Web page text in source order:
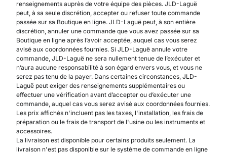
renseignements auprès de votre équipe des pièces. JLD-Laguë
peut, à sa seule discrétion, accepter ou refuser toute commande
passée sur sa Boutique en ligne. JLD-Laguë peut, à son entière
discrétion, annuler une commande que vous avez passée sur sa
Boutique en ligne après l’avoir acceptée, auquel cas vous serez
avisé aux coordonnées fournies. Si JLD-Laguë annule votre
commande, JLD-Laguë ne sera nullement tenue de l’exécuter et
n’aura aucune responsabilité à son égard envers vous, et vous ne
serez pas tenu de la payer. Dans certaines circonstances, JLD-
Laguë peut exiger des renseignements supplémentaires ou
effectuer une vérification avant d’accepter ou d’exécuter une
commande, auquel cas vous serez avisé aux coordonnées fournies.
Les prix affichés n'incluent pas les taxes, l'installation, les frais de
préparation ou le frais de transport de l'usine ou les instruments et
accessoires.
La livraison est disponible pour certains produits seulement. La
livraison n'est pas disponible sur le système de commande en ligne